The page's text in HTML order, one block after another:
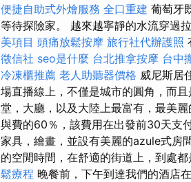
便捷自助式外燴服務 全口重建 葡萄牙
等待探險家。 越來越寧靜的水流穿過
美項目 頭痛放鬆按摩 旅行社代辦護照
徵信社 seo是什麼 台北推拿按摩 台中
冷凍櫃推薦 老人助聽器價格 威尼斯居
場直播線上，不僅是城市的圓角，而
堂，大廳，以及大陸上最富有，最美
與費的60％，該費用在出發前30天支
家具，繪畫，並設有美麗的azule式房
的空閒時間，在舒適的街道上，到處都
鬆療程 晚餐前，下午到達我們的酒店